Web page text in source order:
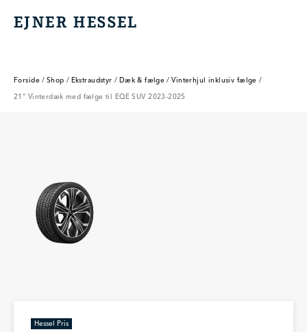
EJNER HESSEL
EJNER HESSEL
Forside / Shop / Ekstraudstyr / Dæk & fælge / Vinterhjul inklusiv fælge /
21" Vinterdæk med fælge til EQE SUV 2023-2025
Hessel Pris